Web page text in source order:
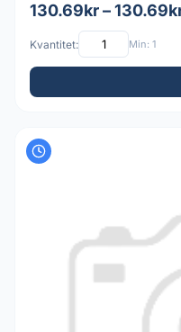
130.69kr –
Kvantitet: Min: 1